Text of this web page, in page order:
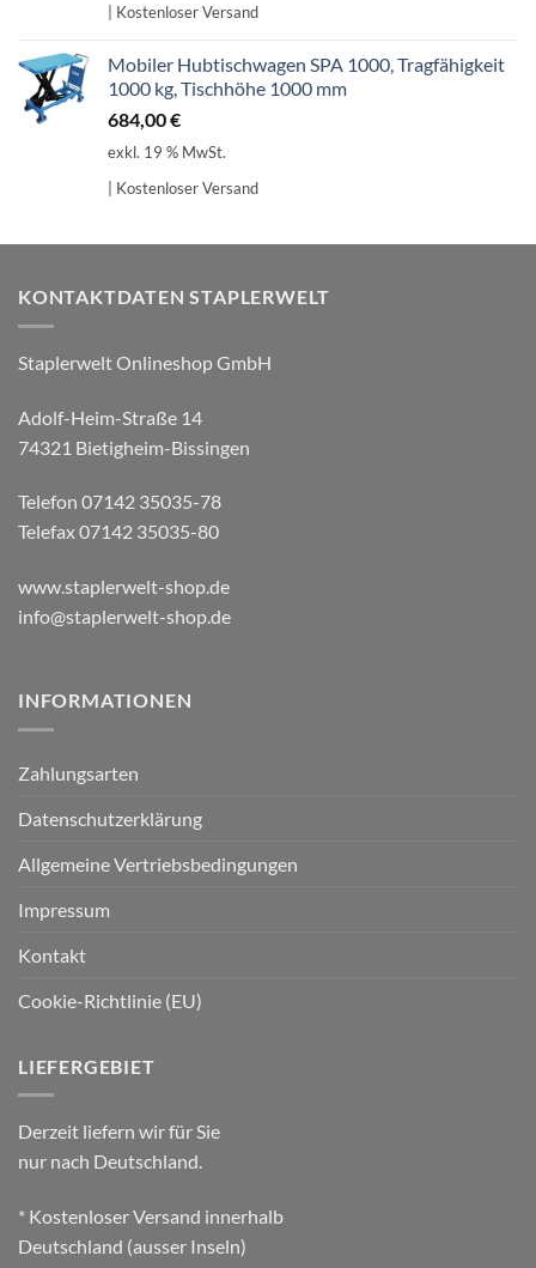
| Kostenloser Versand
Mobiler Hubtischwagen SPA 1000, Tragfähigkeit
1000 kg, Tischhöhe 1000 mm
684,00€
exkl. 19 % MwSt.
| Kostenloser Versand
KONTAKTDATEN STAPLERWELT
Staplerwelt Onlineshop GmbH
Adolf-Heim-Straße 14
74321 Bietigheim-Bissingen
Telefon 07142 35035-78
Telefax 07142 35035-80
www.staplerwelt-shop.de
info@staplerwelt-shop.de
INFORMATIONEN
Zahlungsarten
Datenschutzerklärung
Allgemeine Vertriebsbedingungen
Impressum
Kontakt
Cookie-Richtlinie (EU)
LIEFERGEBIET
Derzeit liefern wir für Sie
nur nach Deutschland.
* Kostenloser Versand innerhalb
Deutschland (ausser Inseln)